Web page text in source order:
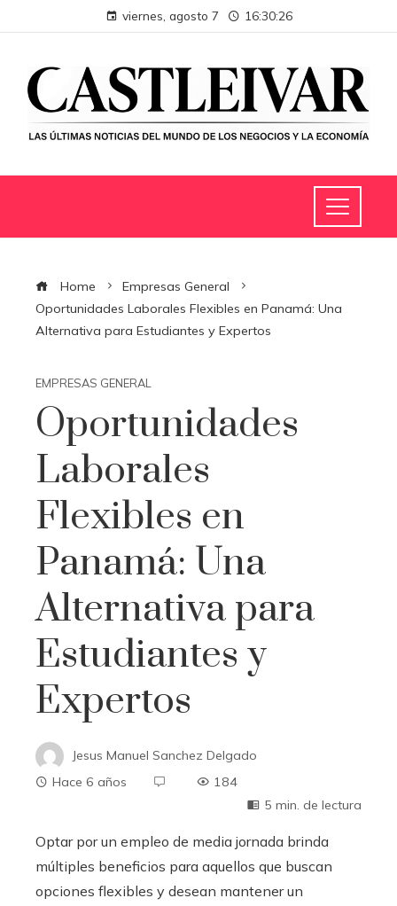
viernes, agosto 7 16:30:27
Home
Empresas General
Oportunidades Laborales Flexibles en Panamá: Una
Alternativa para Estudiantes y Expertos
EMPRESAS GENERAL
Oportunidades
Laborales
Flexibles en
Panamá: Una
Alternativa para
Estudiantes y
Expertos
Jesus Manuel Sanchez Delgado
Hace 6 años
184
5 min. de lectura
Optar por un empleo de media jornada brinda
múltiples beneficios para aquellos que buscan
opciones flexibles y desean mantener un